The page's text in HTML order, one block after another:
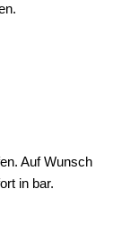
Auf Wunsch
in bar.